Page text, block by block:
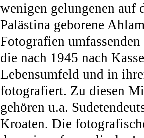
wenigen gelungenen auf
Palästina geborene
Fotografien
die nach 1945 nach
Lebensumfeld und in
fotografiert. Zu diesen
gehören u.a.
Kroaten. Die